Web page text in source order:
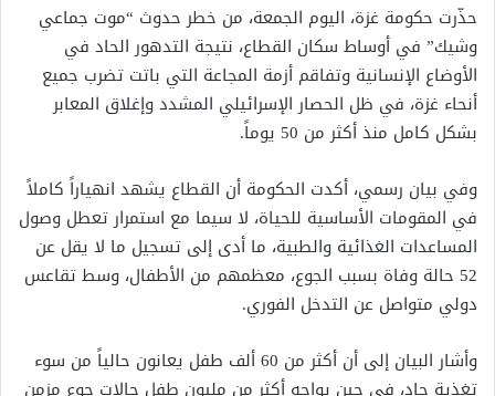
حذّرت حكومة غزة، اليوم الجمعة، من خطر حدوث “موت جماعي
وشيك” في أوساط سكان القطاع، نتيجة التدهور الحاد في
الأوضاع الإنسانية وتفاقم أزمة المجاعة التي باتت تضرب جميع
أنحاء غزة، في ظل الحصار الإسرائيلي المشدد وإغلاق المعابر
بشكل كامل منذ أكثر من 50 يوماً.
وفي بيان رسمي، أكدت الحكومة أن القطاع يشهد انهياراً كاملاً
في المقومات الأساسية للحياة، لا سيما مع استمرار تعطل وصول
المساعدات الغذائية والطبية، ما أدى إلى تسجيل ما لا يقل عن
52 حالة وفاة بسبب الجوع، معظمهم من الأطفال، وسط تقاعس
دولي متواصل عن التدخل الفوري.
وأشار البيان إلى أن أكثر من 60 ألف طفل يعانون حالياً من سوء
تغذية حاد، في حين يواجه أكثر من مليون طفل حالات جوع مزمن